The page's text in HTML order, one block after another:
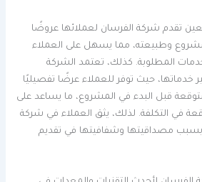
تقدم شركة الفرسان لعملائها عروضًا
وطبيعته، مما يسهل على العملاء
المطلوبة. كذلك، تعتمد الشركة
حيث توفر للعملاء عرضًا تفصيليًا
قبل البدء في المشروع، ما يساعد على
في التكلفة. لذلك، يثق العملاء في شركة
مصداقيتها وشفافيتها في تقديم